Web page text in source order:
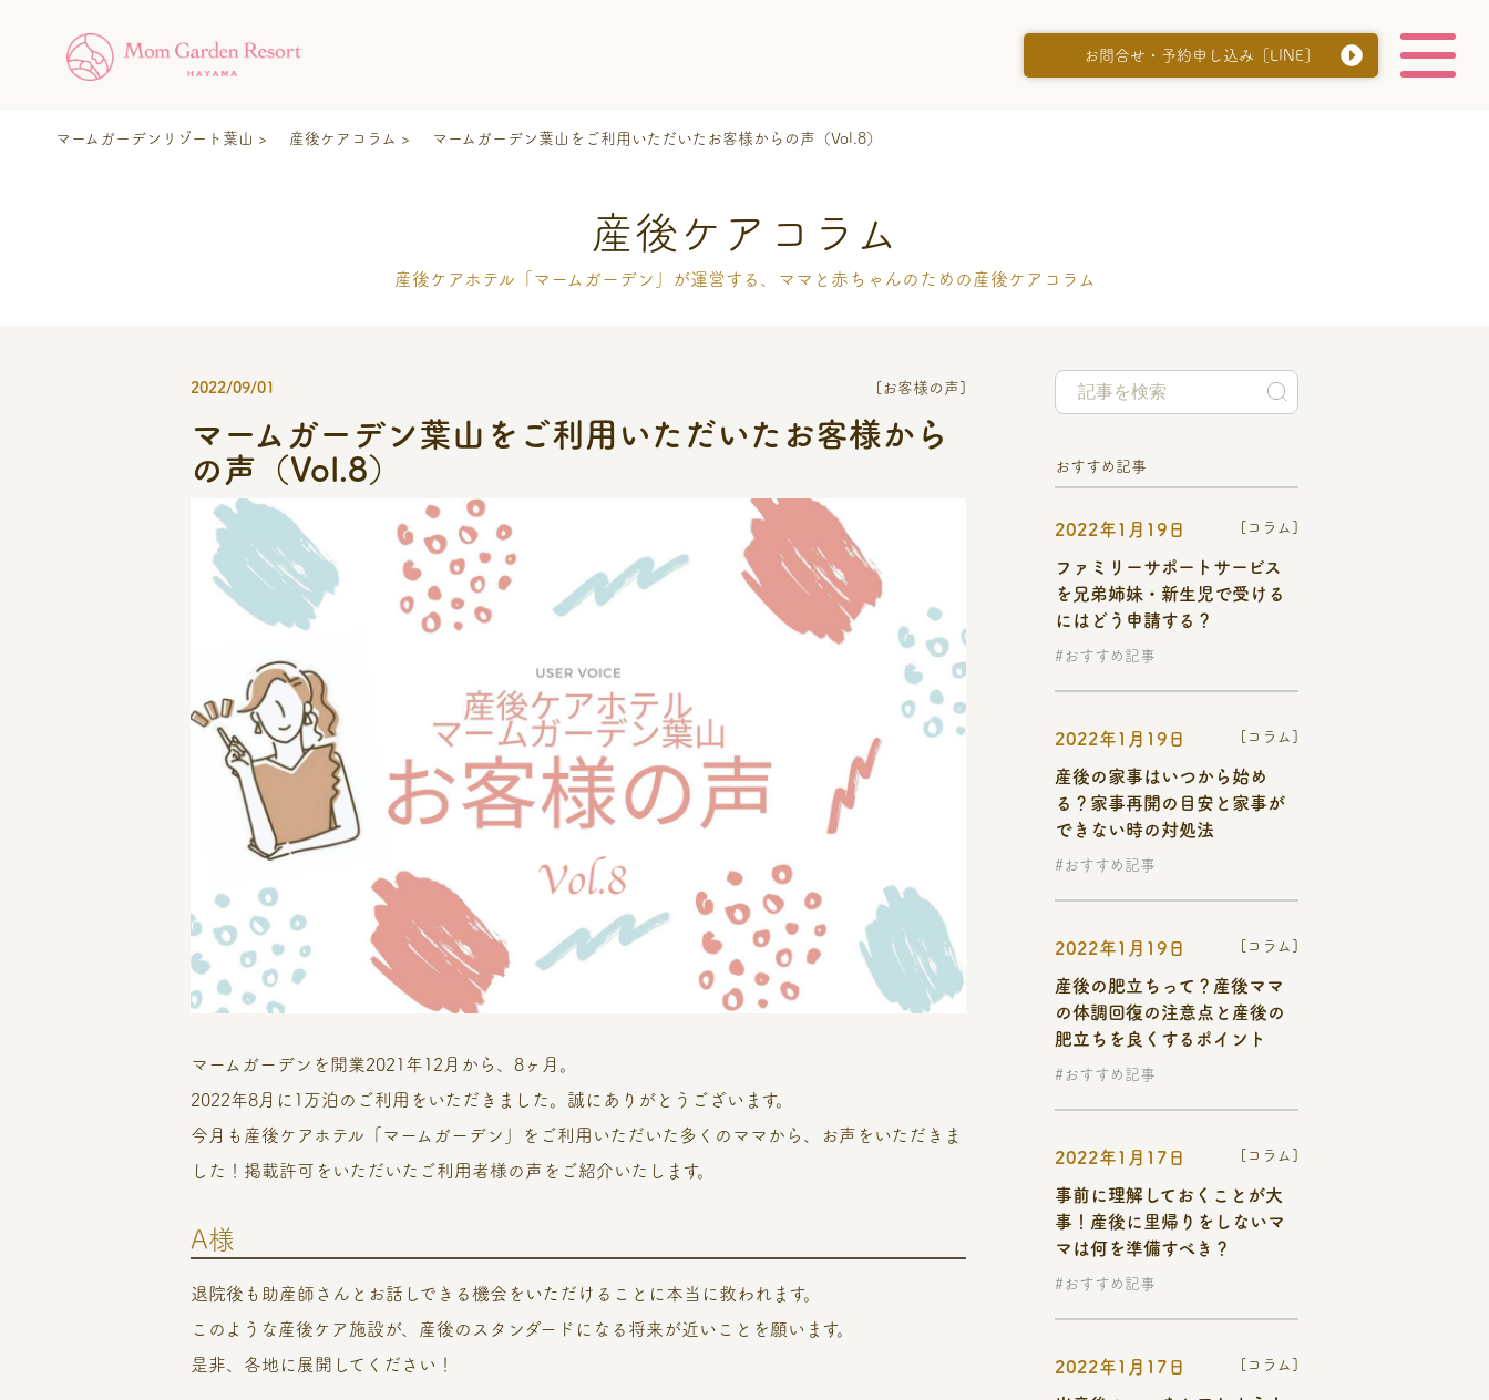
お問合せ・予約申し込み［LINE］
マームガーデンリゾート葉山 産後ケアコラム マームガーデン葉山をご利用いただいたお客様からの声（Vol.8）
産後ケアコラム
産後ケアホテル「マームガーデン」が運営する、 ママと赤ちゃんのための産後ケアコラム
2022/09/01 [お客様の声]
マームガーデン葉山をご利用いただいたお客様から
の声（Vol.8）
マームガーデンを開業2021年12月から、8ヶ月。
2022年8月に1万泊のご利用をいただきました。誠にありがとうございます。
今月も産後ケアホテル「マームガーデン」をご利用いただいた多くのママから、お声をいただきま
した！掲載許可をいただいたご利用者様の声をご紹介いたします。
A様
退院後も助産師さんとお話しできる機会をいただけることに本当に救われます。
このような産後ケア施設が、産後のスタンダードになる将来が近いことを願います。
是非、各地に展開してください！
おすすめ記事
2022年1月19日 [コラム]
ファミリーサポートサービス
を兄弟姉妹・新生児で受ける
にはどう申請する？
#おすすめ記事
2022年1月19日 [コラム]
産後の家事はいつから始め
る？家事再開の目安と家事が
できない時の対処法
#おすすめ記事
2022年1月19日 [コラム]
産後の肥立ちって？産後ママ
の体調回復の注意点と産後の
肥立ちを良くするポイント
#おすすめ記事
2022年1月17日 [コラム]
事前に理解しておくことが大
事！産後に里帰りをしないマ
マは何を準備すべき？
#おすすめ記事
2022年1月17日 [コラム]